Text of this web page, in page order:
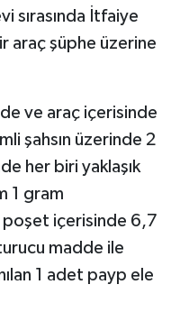
sırasında İtfaiye
araç şüphe üzerine
ve araç içerisinde
şahsın üzerinde 2
her biri yaklaşık
1 gram
içerisinde 6,7
madde ile
1 adet payp ele